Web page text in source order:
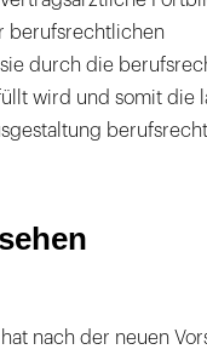
berufsrechtlichen
durch die
wird und somit die
nach der neuen